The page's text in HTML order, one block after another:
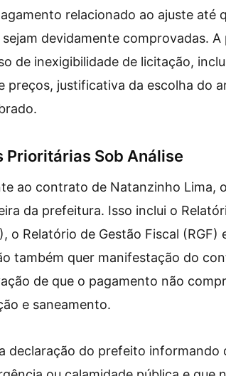
relacionado ao ajuste até
devidamente comprovadas.
de inexigibilidade de licitação,
preços, justificativa da escolha do
Prioritárias Sob Análise
ao contrato de Natanzinho Lima,
da prefeitura. Isso inclui o
o Relatório de Gestão Fiscal
também quer manifestação do
de que o pagamento não
e saneamento.
declaração do prefeito informando